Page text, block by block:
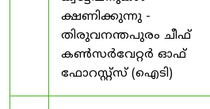
ക്ഷണിക്കുന്നു -
തിരുവനന്തപുരം ചീഫ്
കൺസർവേറ്റർ ഓഫ്
ഫോറസ്റ്റ്സ് (ഐടി)